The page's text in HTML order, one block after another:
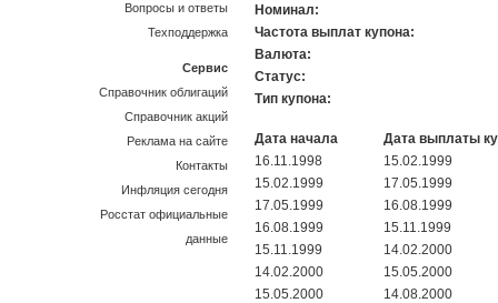
Номинал:
Частота выплат купона:
Валюта:
Статус:
Тип купона:
Дата начала
Дата выплаты
16.11.1998
15.02.1999
15.02.1999
17.05.1999
17.05.1999
16.08.1999
16.08.1999
15.11.1999
15.11.1999
14.02.2000
14.02.2000
15.05.2000
15.05.2000
14.08.2000
Вопросы и ответы
Техподдержка
Сервис
Справочник облигаций
Справочник акций
Реклама на сайте
Контакты
Инфляция сегодня
Росстат официальные
данные